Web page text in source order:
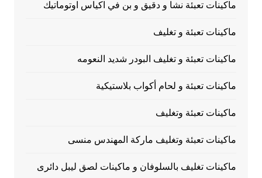
ماكينات تعبئة نشا و دقيق و بن في اكياس اوتوماتيك
ماكينات تعبئة و تغليف
ماكينات تعبئة و تغليف البودر شديد النعومه
ماكينات تعبئة و لحام أكواب بلاستيكية
ماكينات تعبئة وتغليف
ماكينات تعبئة وتغليف ماركة المهندس منسى
ماكينات تغليف بالسلوفان و ماكينات لصق ليبل دائرى